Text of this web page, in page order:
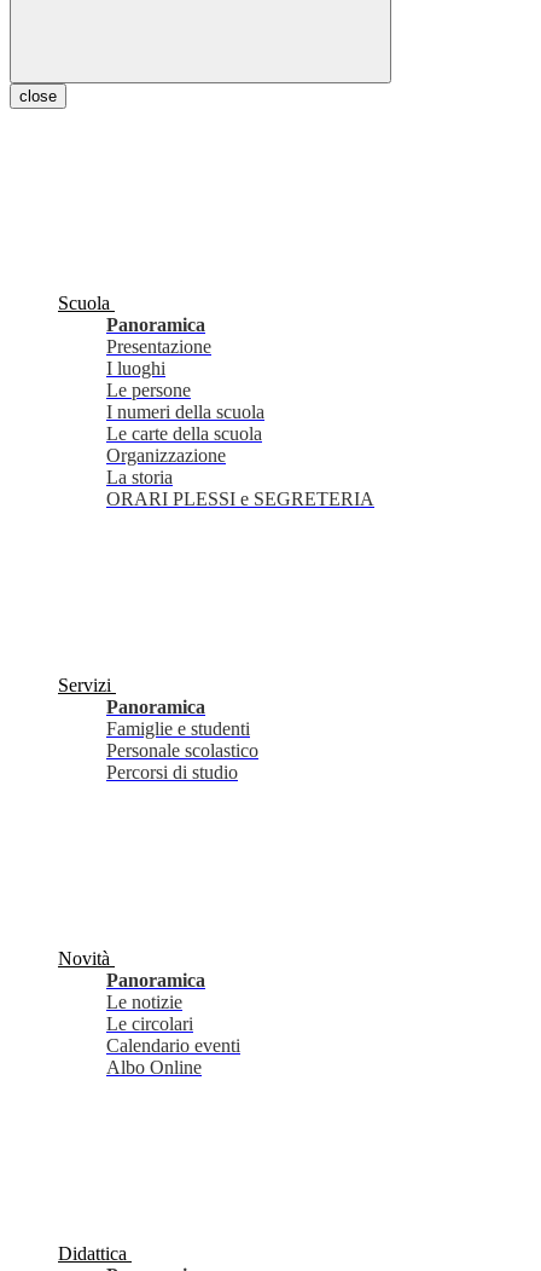
close
Scuola
Panoramica
Presentazione
I luoghi
Le persone
I numeri della scuola
Le carte della scuola
Organizzazione
La storia
ORARI PLESSI e SEGRETERIA
Servizi
Panoramica
Famiglie e studenti
Personale scolastico
Percorsi di studio
Novità
Panoramica
Le notizie
Le circolari
Calendario eventi
Albo Online
Didattica